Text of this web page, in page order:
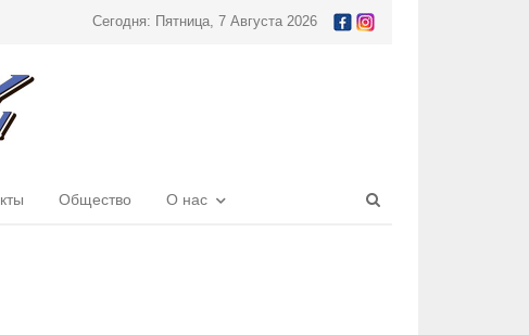
Сегодня: Пятница, 7 Августа 2026
Общество О нас